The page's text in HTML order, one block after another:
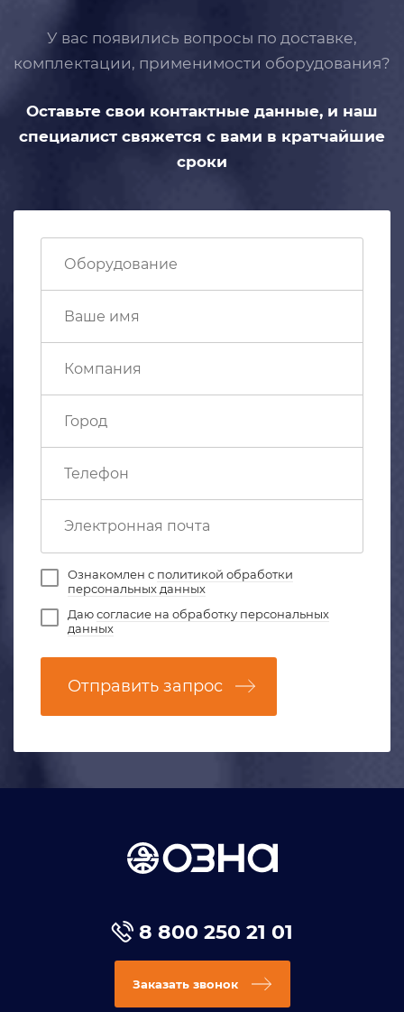
У вас появились вопросы по доставке,
комплектации, применимости оборудования?
Оставьте свои контактные данные, и наш
специалист свяжется с вами в кратчайшие
сроки
Ознакомлен с политикой обработки
персональных данных
Даюсогласие на обработку персональных
данных
Отправить запрос
8 800 250 21 01
Заказать звонок